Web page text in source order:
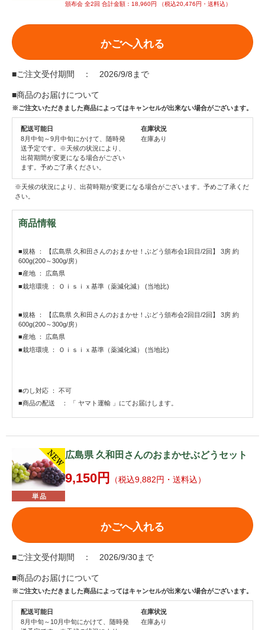
頒布会 全2回 合計金額：18,960円 （税込20,476円・送料込）
かごへ入れる
■ご注文受付期間 ： 2026/9/8まで
■商品のお届けについて
※ご注文いただきました商品によってはキャンセルが出来ない場合がございます。
配送可能日
在庫状況
8月中旬～9月中旬にかけて、随時発
送予定です。※天候の状況により、
出荷期間が変更になる場合がござい
ます。予めご了承ください。
在庫あり
※天候の状況により、出荷時期が変更になる場合がございます。予めご了承くだ
さい。
商品情報
■規格 ： 【広島県 久和田さんのおまかせ！ぶどう頒布会1回目/2回】 3房 約
600g(200～300g/房）
■産地 ： 広島県
■栽培環境 ： Ｏｉｓｉｘ基準（薬減化減） (当地比)
■規格 ： 【広島県 久和田さんのおまかせ！ぶどう頒布会2回目/2回】 3房 約
600g(200～300g/房）
■産地 ： 広島県
■栽培環境 ： Ｏｉｓｉｘ基準（薬減化減） (当地比)
■のし対応 ： 不可
■商品の配送 ： 「 ヤマト運輸 」にてお届けします。
広島県 久和田さんのおまかせぶどうセット
9,150円 （税込9,882円・送料込）
かごへ入れる
■ご注文受付期間 ： 2026/9/30まで
■商品のお届けについて
※ご注文いただきました商品によってはキャンセルが出来ない場合がございます。
配送可能日
在庫状況
8月中旬～10月中旬にかけて、随時発
在庫あり